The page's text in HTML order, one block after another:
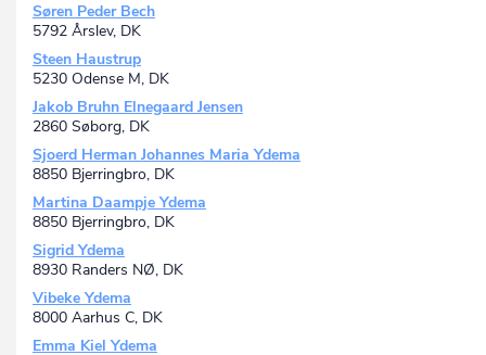
Søren Peder Bech
5792 Årslev, DK
Steen Haustrup
5230 Odense M, DK
Jakob Bruhn Elnegaard Jensen
2860 Søborg, DK
Sjoerd Herman Johannes Maria Ydema
8850 Bjerringbro, DK
Martina Daampje Ydema
8850 Bjerringbro, DK
Sigrid Ydema
8930 Randers NØ, DK
Vibeke Ydema
8000 Aarhus C, DK
Emma Kiel Ydema